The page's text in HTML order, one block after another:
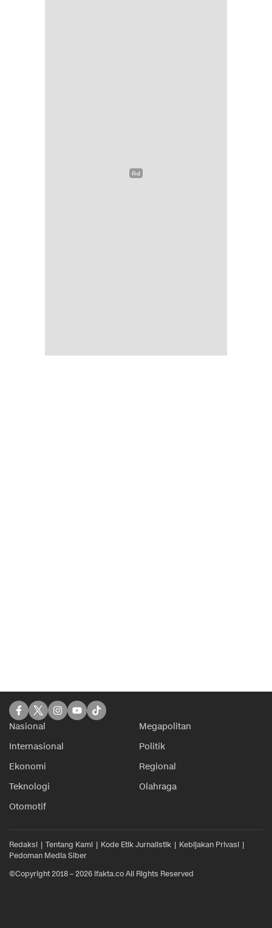
Nasional
Megapolitan
Internasional
Politik
Ekonomi
Regional
Teknologi
Olahraga
Otomotif
Redaksi Tentang Kami Kode Etik Jurnalistik
Kebijakan Privasi
Pedoman Media Siber
©Copyright 2018 – 2026 ifakta.co All Rights Reserved